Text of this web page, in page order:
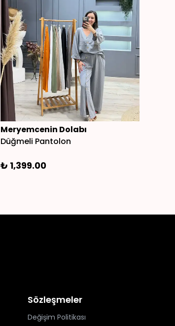
Meryemcenin Dolabı
Düğmeli Pantolon
₺ 1,399.00
Sözleşmeler
Değişim Politikası